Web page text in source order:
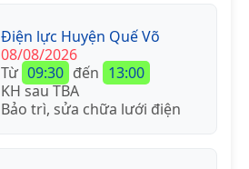
Điện lực Huyện Quế Võ
08/08/2026
Từ 09:30 đến 13:00
KH sau TBA
Bảo trì, sửa chữa lưới điện